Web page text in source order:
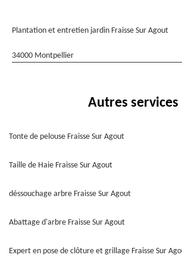
Plantation et entretien jardin Fraisse Sur Agout
34000 Montpellier
Autres services
Tonte de pelouse Fraisse Sur Agout
Taille de Haie Fraisse Sur Agout
déssouchage arbre Fraisse Sur Agout
Abattage d'arbre Fraisse Sur Agout
Expert en pose de clôture et grillage Fraisse Sur